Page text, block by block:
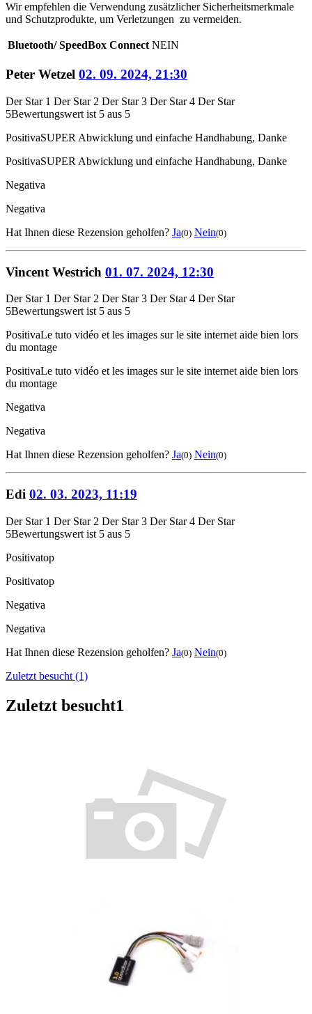
Wir empfehlen die Verwendung zusätzlicher Sicherheitsmerkmale
und Schutzprodukte, um Verletzungen zu vermeiden.
Bluetooth/ SpeedBox Connect NEIN
Peter Wetzel 02. 09. 2024, 21:30
Der Star 1 Der Star 2 Der Star 3 Der Star 4 Der Star
5Bewertungswert ist 5 aus 5
PositivaSUPER Abwicklung und einfache Handhabung, Danke
PositivaSUPER Abwicklung und einfache Handhabung, Danke
Negativa
Negativa
Hat Ihnen diese Rezension geholfen? Ja(0) Nein(0)
Vincent Westrich 01. 07. 2024, 12:30
Der Star 1 Der Star 2 Der Star 3 Der Star 4 Der Star
5Bewertungswert ist 5 aus 5
PositivaLe tuto vidéo et les images sur le site internet aide bien lors
du montage
PositivaLe tuto vidéo et les images sur le site internet aide bien lors
du montage
Negativa
Negativa
Hat Ihnen diese Rezension geholfen? Ja(0) Nein(0)
Edi 02. 03. 2023, 11:19
Der Star 1 Der Star 2 Der Star 3 Der Star 4 Der Star
5Bewertungswert ist 5 aus 5
Positivatop
Positivatop
Negativa
Negativa
Hat Ihnen diese Rezension geholfen? Ja(0) Nein(0)
Zuletzt besucht (1)
Zuletzt besucht1